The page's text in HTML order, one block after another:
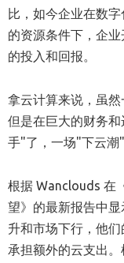
比，如今企业在数
的资源条件下，企
的投入和回报。
拿云计算来说，虽然
但是在巨大的财务
手"了，一场"下云潮"
根据 Wanclouds 在
望》的最新报告中
升和市场下行，他
承担额外的云支出